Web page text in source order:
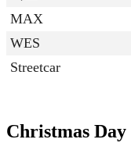
MAX
WES
Streetcar
Christmas Day